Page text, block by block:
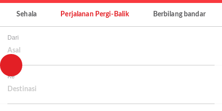
Sehala Perjalanan Pergi-Balik Berbilang bandar
Dari
Asal
Ke
Destinasi